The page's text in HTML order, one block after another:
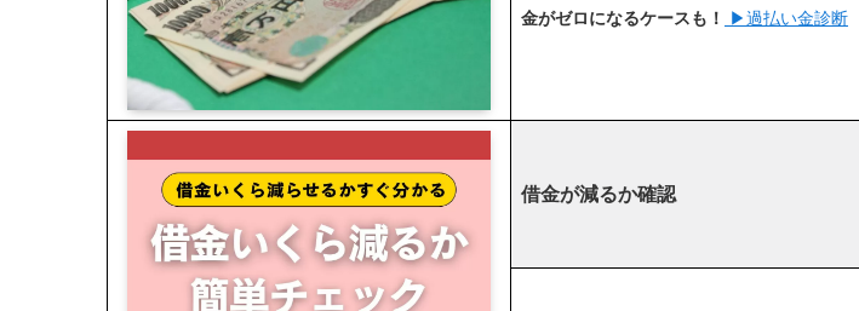
金がゼロになるケースも！
▶︎過払い金診断
借金が減るか確認